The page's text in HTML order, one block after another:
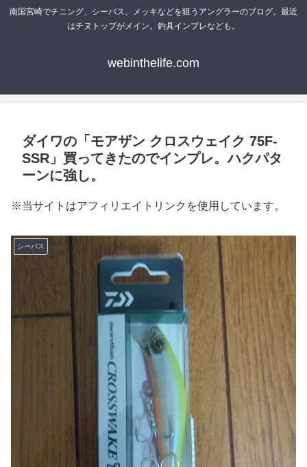
南国宮崎でチニング、シーバス、メッキなどを狙うアングラーのブログ。最近
はチヌトップがメイン。釣具インプレなども。
webinthelife.com
ダイワの「モアザン クロスウェイク 75F-
SSR」買ってきたのでインプレ。ハクパタ
ーンに強し。
※当サイトはアフィリエイトリンクを使用しています。
シーバス